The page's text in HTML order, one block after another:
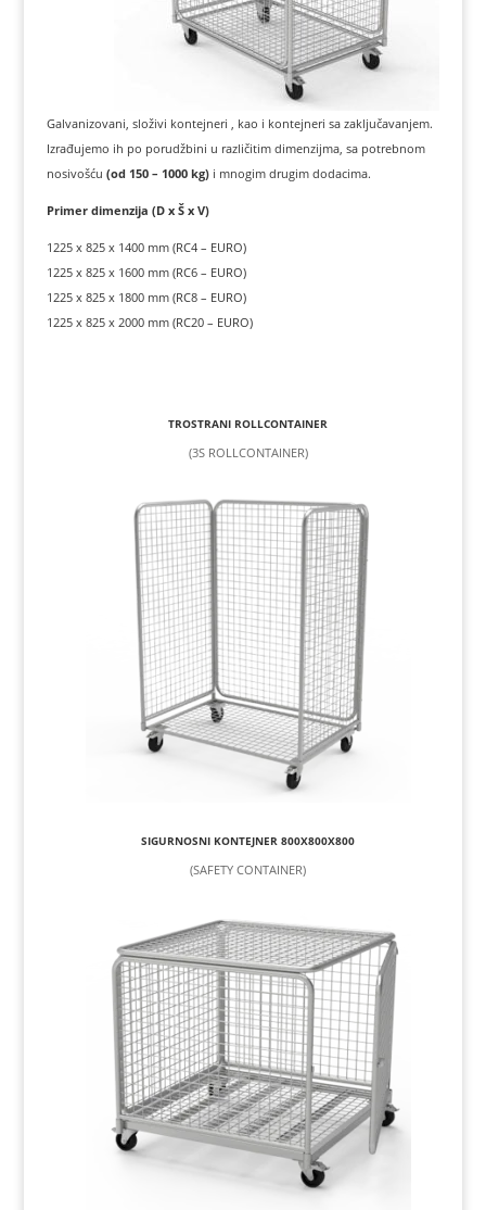
Galvanizovani, složivi kontejneri , kao i kontejneri sa zaključavanjem.
Izrađujemo ih po porudžbini u različitim dimenzijma, sa potrebnom
nosivošću (od 150 – 1000 kg)i mnogim drugim dodacima.
Primer dimenzija (D x Š x V)
1225 x 825 x 1400 mm (RC4 – EURO)
1225 x 825 x 1600 mm (RC6 – EURO)
1225 x 825 x 1800 mm (RC8 – EURO)
1225 x 825 x 2000 mm (RC20 – EURO)
TROSTRANI ROLLCONTAINER
(3S ROLLCONTAINER)
SIGURNOSNI KONTEJNER 800X800X800
(SAFETY CONTAINER)